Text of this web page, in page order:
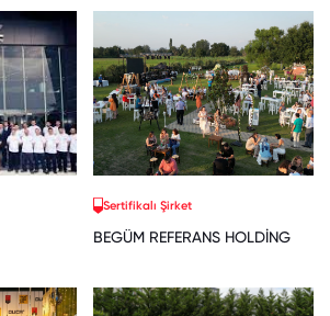
Sertifikalı Şirket
BEGÜM REFERANS HOLDİNG